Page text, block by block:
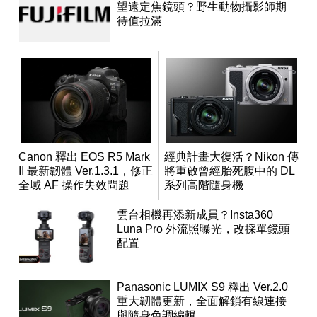
望遠定焦鏡頭？野生動物攝影師期
待值拉滿
Canon 釋出 EOS R5 Mark
II 最新韌體 Ver.1.3.1，修正
全域 AF 操作失效問題
經典計畫大復活？Nikon 傳
將重啟曾經胎死腹中的 DL
系列高階隨身機
雲台相機再添新成員？Insta360
Luna Pro 外流照曝光，改採單鏡頭
配置
Panasonic LUMIX S9 釋出 Ver.2.0
重大韌體更新，全面解鎖有線連接